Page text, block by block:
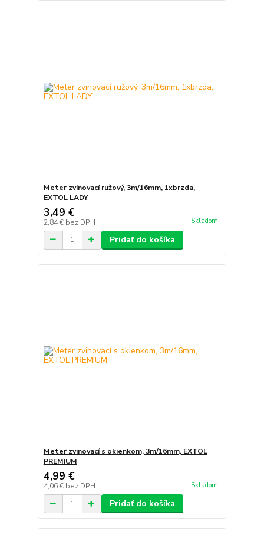
Meter zvinovací ružový, 3m/16mm, 1xbrzda,
EXTOL LADY
3,49 €
2,84 € bez DPH Skladom
Pridať do košíka
Meter zvinovací s okienkom, 3m/16mm, EXTOL
PREMIUM
4,99 €
4,06 € bez DPH Skladom
Pridať do košíka